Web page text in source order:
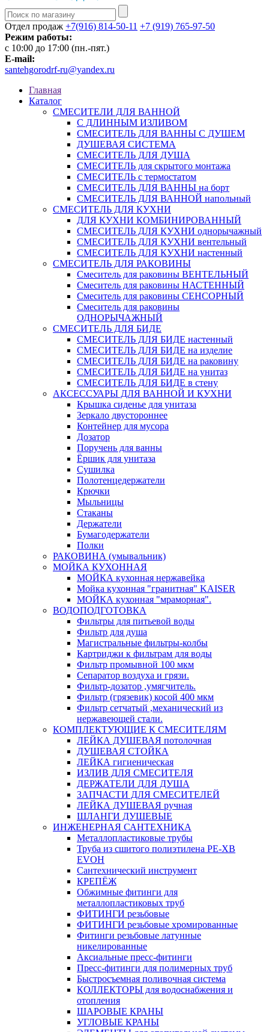
Отдел продаж +7(916) 814-50-11 +7 (919) 765-97-50
Режим работы:
c 10:00 до 17:00 (пн.-пят.)
E-mail:
santehgorodrf-ru@yandex.ru
Главная
Каталог
СМЕСИТЕЛИ ДЛЯ ВАННОЙ
С ДЛИННЫМ ИЗЛИВОМ
СМЕСИТЕЛЬ ДЛЯ ВАННЫ С ДУШЕМ
ДУШЕВАЯ СИСТЕМА
СМЕСИТЕЛЬ ДЛЯ ДУША
СМЕСИТЕЛЬ для скрытого монтажа
СМЕСИТЕЛЬ с термостатом
СМЕСИТЕЛЬ ДЛЯ ВАННЫ на борт
СМЕСИТЕЛЬ ДЛЯ ВАННОЙ напольный
СМЕСИТЕЛЬ ДЛЯ КУХНИ
ДЛЯ КУХНИ КОМБИНИРОВАННЫЙ
СМЕСИТЕЛЬ ДЛЯ КУХНИ однорычажный
СМЕСИТЕЛЬ ДЛЯ КУХНИ вентельный
СМЕСИТЕЛЬ ДЛЯ КУХНИ настенный
СМЕСИТЕЛЬ ДЛЯ РАКОВИНЫ
Смеситель для раковины ВЕНТЕЛЬНЫЙ
Смеситель для раковины НАСТЕННЫЙ
Смеситель для раковины СЕНСОРНЫЙ
Смеситель для раковины
ОДНОРЫЧАЖНЫЙ
СМЕСИТЕЛЬ ДЛЯ БИДЕ
СМЕСИТЕЛЬ ДЛЯ БИДЕ настенный
СМЕСИТЕЛЬ ДЛЯ БИДЕ на изделие
СМЕСИТЕЛЬ ДЛЯ БИДЕ на раковину
СМЕСИТЕЛЬ ДЛЯ БИДЕ на унитаз
СМЕСИТЕЛЬ ДЛЯ БИДЕ в стену
АКСЕССУАРЫ ДЛЯ ВАННОЙ И КУХНИ
Крышка сиденье для унитаза
Зеркало двустороннее
Контейнер для мусора
Дозатор
Поручень для ванны
Ёршик для унитаза
Сушилка
Полотенцедержатели
Крючки
Мыльницы
Стаканы
Держатели
Бумагодержатели
Полки
РАКОВИНА (умывальник)
МОЙКА КУХОННАЯ
МОЙКА кухонная нержавейка
Мойка кухонная "гранитная" KAISER
МОЙКА кухонная "мраморная".
ВОДОПОДГОТОВКА
Фильтры для питьевой воды
Фильтр для душа
Магистральные фильтры-колбы
Картриджи к фильтрам для воды
Фильтр промывной 100 мкм
Сепаратор воздуха и грязи.
Фильтр-дозатор ,умягчитель.
Фильтр (грязевик) косой 400 мкм
Фильтр сетчатый ,механический из
нержавеющей стали.
КОМПЛЕКТУЮЩИЕ К СМЕСИТЕЛЯМ
ЛЕЙКА ДУШЕВАЯ потолочная
ДУШЕВАЯ СТОЙКА
ЛЕЙКА гигиеническая
ИЗЛИВ ДЛЯ СМЕСИТЕЛЯ
ДЕРЖАТЕЛИ ДЛЯ ДУША
ЗАПЧАСТИ ДЛЯ СМЕСИТЕЛЕЙ
ЛЕЙКА ДУШЕВАЯ ручная
ШЛАНГИ ДУШЕВЫЕ
ИНЖЕНЕРНАЯ САНТЕХНИКА
Металлопластиковые трубы
Труба из сшитого полиэтилена PE-XB
EVOH
Сантехнический инструмент
КРЕПЁЖ
Обжимные фитинги для
металлопластиковых труб
ФИТИНГИ резьбовые
ФИТИНГИ резьбовые хромированные
Фитинги резьбовые латунные
никелированные
Аксиальные пресс-фитинги
Пресс-фитинги для полимерных труб
Быстросъемная поливочная система
КОЛЛЕКТОРЫ для водоснабжения и
отопления
ШАРОВЫЕ КРАНЫ
УГЛОВЫЕ КРАНЫ